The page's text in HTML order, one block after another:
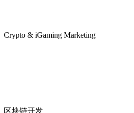
Crypto & iGaming Marketing
区块链开发